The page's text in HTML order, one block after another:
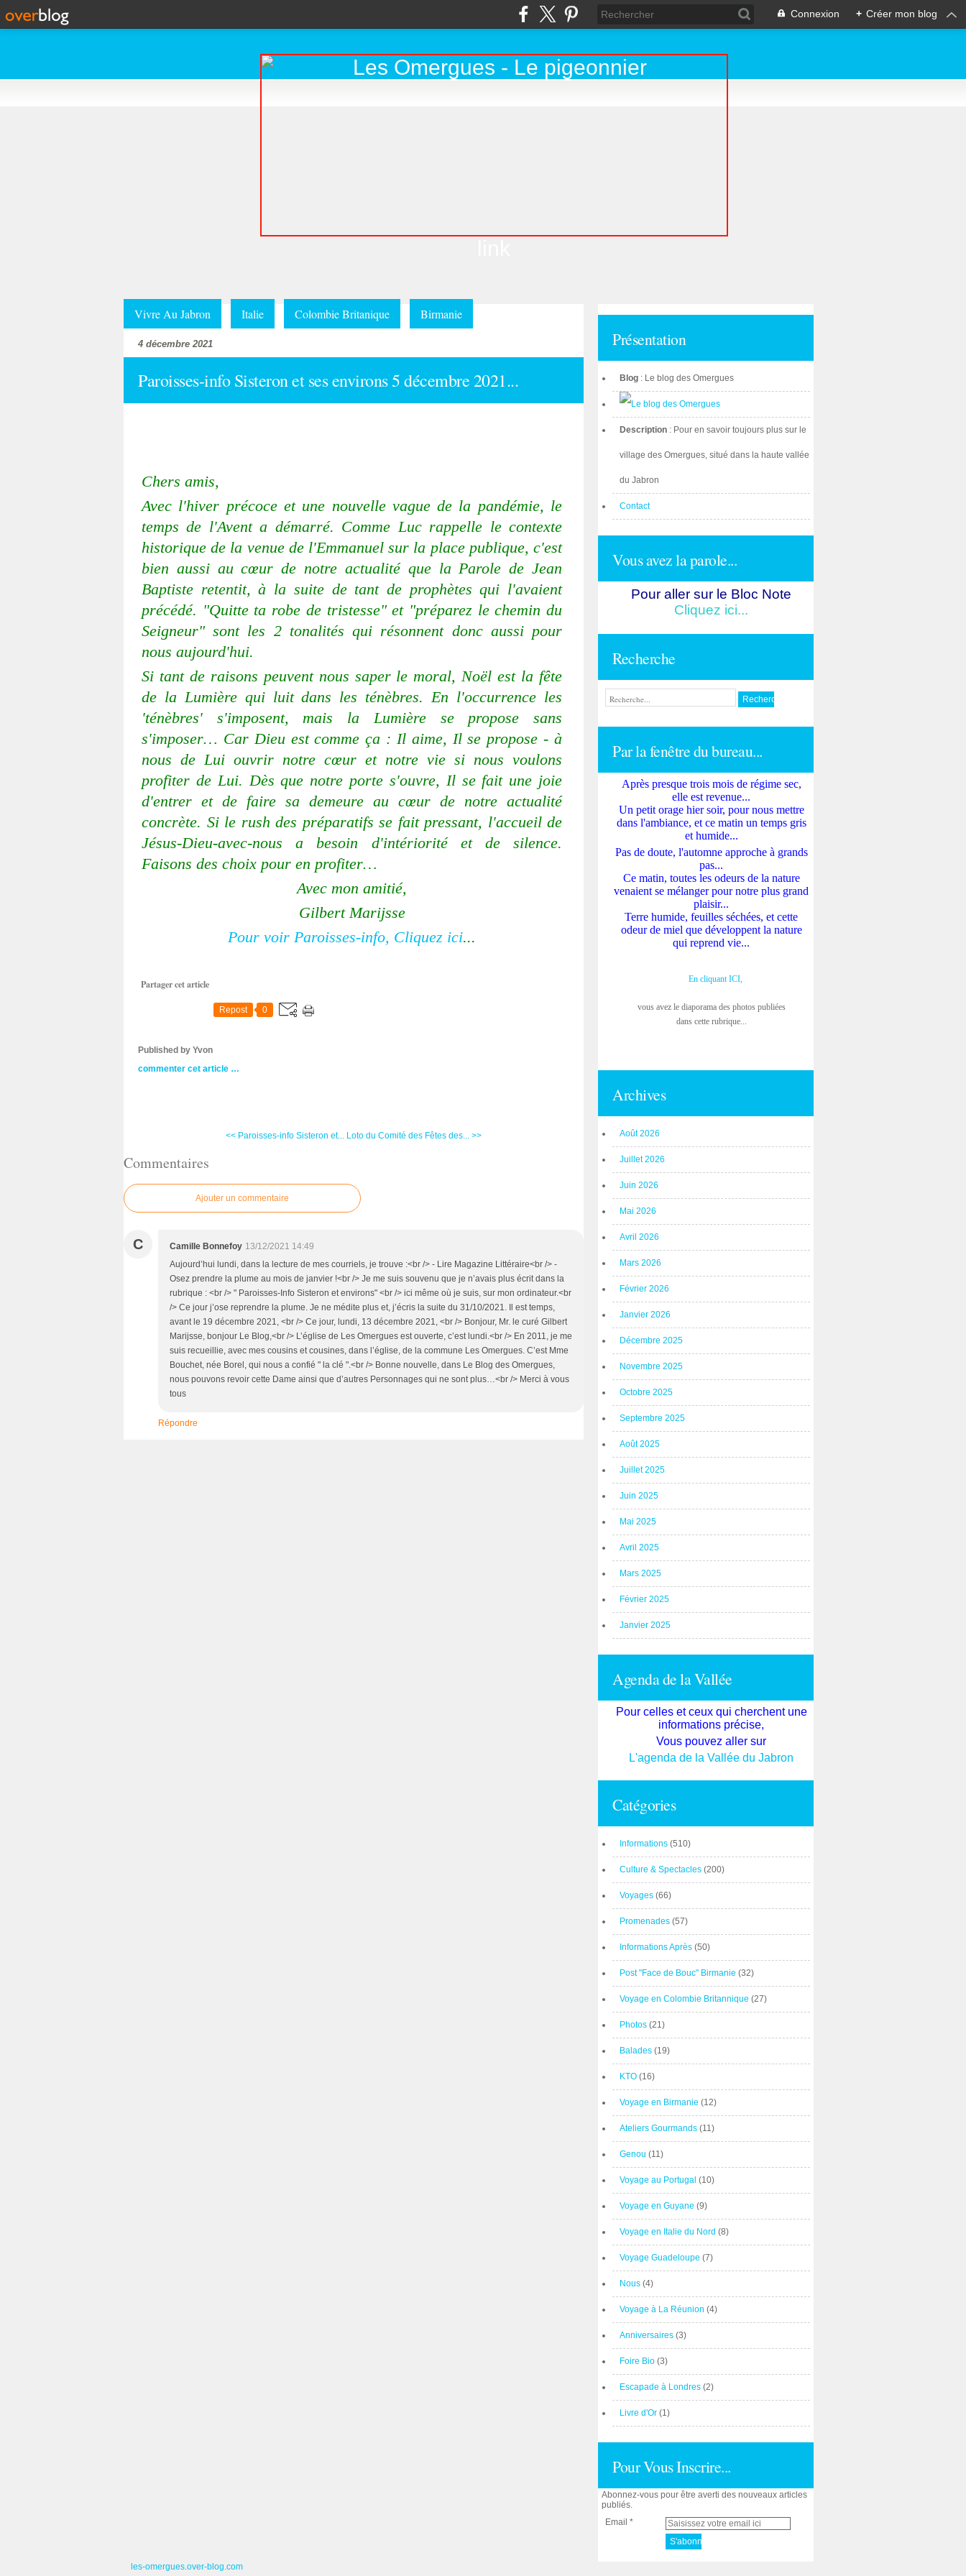
Connexion + Créer mon blog
Vivre Au Jabron Italie Colombie Britanique Birmanie
4 décembre 2021
Paroisses-info Sisteron et ses environs 5 décembre 2021...
Chers amis,
Avec l'hiver précoce et une nouvelle vague de la pandémie, le
temps de l'Avent a démarré. Comme Luc rappelle le contexte
historique de la venue de l'Emmanuel sur la place publique, c'est
bien aussi au cœur de notre actualité que la Parole de Jean
Baptiste retentit, à la suite de tant de prophètes qui l'avaient
précédé. "Quitte ta robe de tristesse" et "préparez le chemin du
Seigneur" sont les 2 tonalités qui résonnent donc aussi pour
nous aujourd'hui.
Si tant de raisons peuvent nous saper le moral, Noël est la fête
de la Lumière qui luit dans les ténèbres. En l'occurrence les
'ténèbres' s'imposent, mais la Lumière se propose sans
s'imposer… Car Dieu est comme ça : Il aime, Il se propose - à
nous de Lui ouvrir notre cœur et notre vie si nous voulons
profiter de Lui. Dès que notre porte s'ouvre, Il se fait une joie
d'entrer et de faire sa demeure au cœur de notre actualité
concrète. Si le rush des préparatifs se fait pressant, l'accueil de
Jésus-Dieu-avec-nous a besoin d'intériorité et de silence.
Faisons des choix pour en profiter…
Avec mon amitié,
Gilbert Marijsse
Pour voir Paroisses-info, Cliquez ici...
Partager cet article
Repost 0
Published by Yvon
commenter cet article …
<< Paroisses-info Sisteron et... Loto du Comité des Fêtes des... >>
Commentaires
Ajouter un commentaire
C Camille Bonnefoy 13/12/2021 14:49
Aujourd’hui lundi, dans la lecture de mes courriels, je trouve :<br /> - Lire Magazine Littéraire<br /> -
Osez prendre la plume au mois de janvier !<br /> Je me suis souvenu que je n’avais plus écrit dans la
rubrique : <br /> " Paroisses-Info Sisteron et environs" <br /> ici même où je suis, sur mon ordinateur.<br
/> Ce jour j’ose reprendre la plume. Je ne médite plus et, j’écris la suite du 31/10/2021. Il est temps,
avant le 19 décembre 2021, <br /> Ce jour, lundi, 13 décembre 2021, <br /> Bonjour, Mr. le curé Gilbert
Marijsse, bonjour Le Blog,<br /> L’église de Les Omergues est ouverte, c’est lundi.<br /> En 2011, je me
suis recueillie, avec mes cousins et cousines, dans l’église, de la commune Les Omergues. C’est Mme
Bouchet, née Borel, qui nous a confié " la clé ".<br /> Bonne nouvelle, dans Le Blog des Omergues,
nous pouvons revoir cette Dame ainsi que d’autres Personnages qui ne sont plus…<br /> Merci à vous
tous
Répondre
Présentation
Blog : Le blog des Omergues
Description : Pour en savoir toujours plus sur le
village des Omergues, situé dans la haute vallée
du Jabron
Contact
Vous avez la parole...
Pour aller sur le Bloc Note
Cliquez ici...
Recherche
Par la fenêtre du bureau...
Après presque trois mois de régime sec,
elle est revenue...
Un petit orage hier soir, pour nous mettre
dans l'ambiance, et ce matin un temps gris
et humide...
Pas de doute, l'automne approche à grands
pas...
Ce matin, toutes les odeurs de la nature
venaient se mélanger pour notre plus grand
plaisir...
Terre humide, feuilles séchées, et cette
odeur de miel que développent la nature
qui reprend vie...
En cliquant ICI,
vous avez le diaporama des photos publiées
dans cette rubrique...
Archives
Août 2026
Juillet 2026
Juin 2026
Mai 2026
Avril 2026
Mars 2026
Février 2026
Janvier 2026
Décembre 2025
Novembre 2025
Octobre 2025
Septembre 2025
Août 2025
Juillet 2025
Juin 2025
Mai 2025
Avril 2025
Mars 2025
Février 2025
Janvier 2025
Agenda de la Vallée
Pour celles et ceux qui cherchent une
informations précise,
Vous pouvez aller sur
L'agenda de la Vallée du Jabron
Catégories
Informations (510)
Culture & Spectacles (200)
Voyages (66)
Promenades (57)
Informations Après (50)
Post "Face de Bouc" Birmanie (32)
Voyage en Colombie Britannique (27)
Photos (21)
Balades (19)
KTO (16)
Voyage en Birmanie (12)
Ateliers Gourmands (11)
Genou (11)
Voyage au Portugal (10)
Voyage en Guyane (9)
Voyage en Italie du Nord (8)
Voyage Guadeloupe (7)
Nous (4)
Voyage à La Réunion (4)
Anniversaires (3)
Foire Bio (3)
Escapade à Londres (2)
Livre d'Or (1)
Pour Vous Inscrire...
Abonnez-vous pour être averti des nouveaux articles
publiés.
Email
les-omergues.over-blog.com